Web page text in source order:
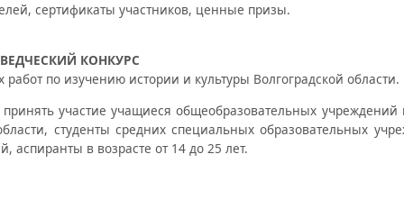
сертификаты участников, ценные призы.
КОНКУРС
работ по изучению истории и культуры Волгоградской области.
принять участие учащиеся общеобразовательных учреждений
студенты средних специальных образовательных
аспиранты в возрасте от 14 до 25 лет.